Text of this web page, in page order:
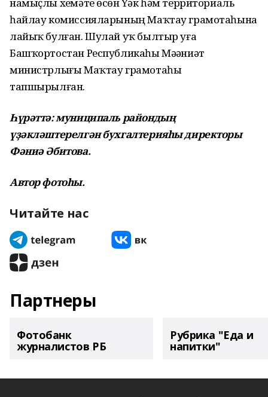
һайлау комиссияларының Маҡтау грамотаһына
лайыҡ булған. Шулай уҡ былтыр уға
Башҡортостан Республикаһы Мәҙәниәт
министрлығы Маҡтау грамотаһы
тапшырылған.
Һүрәттә: муниципаль райондың
үҙәкләштерелгән бухгалтерияһы директоры
Фәниә Әбитова.
Автор фотоһы.
Читайте нас
Партнеры
Фотобанк
журналистов РБ
Рубрика "Еда и
напитки"